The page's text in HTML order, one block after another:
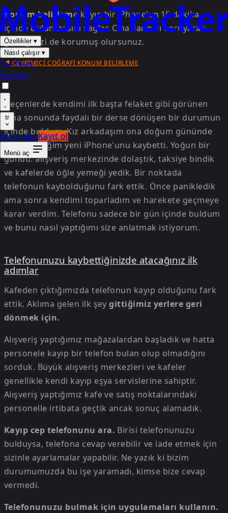
Özellikler ▾
Nasıl çalışır ▾
Tarifeler
Destek
tr
Giriş yapKayıt ol
Menü aç
Konum belirlemekayıp bir iPhone'un 15 dakika
içinde bulunmasını sağlar. Cihazlarınızı koruyarak
gizliliğinizi de korumuş olursunuz.
ÇEVRIMIÇI COĞRAFI KONUM BELIRLEME
Geçenlerde kendimi ilk başta felaket gibi görünen
ama sonunda faydalı bir derse dönüşen bir durumun
içinde buldum. Kız arkadaşım ona doğum gününde
hediye ettiğim yeni iPhone'unu kaybetti. Yoğun bir
gündü: alışveriş merkezinde dolaştık, taksiye bindik
ve kafelerde öğle yemeği yedik. Bir noktada
telefonun kaybolduğunu fark ettik. Önce panikledik
ama sonra kendimi toparladım ve harekete geçmeye
karar verdim. Telefonu sadece bir gün içinde buldum
ve bunu nasıl yaptığımı size anlatmak istiyorum.
Telefonunuzu kaybettiğinizde atacağınız ilk
adımlar
Kafeden çıktığımızda telefonun kayıp olduğunu fark
ettik. Aklıma gelen ilk şeygittiğimiz yerlere geri
dönmek için.
Alışveriş yaptığımız mağazalardan başladık ve hatta
personele kayıp bir telefon bulan olup olmadığını
sorduk. Büyük alışveriş merkezleri ve kafeler
genellikle kendi kayıp eşya servislerine sahiptir.
Alışveriş yaptığımız kafe ve satış noktalarındaki
personelle irtibata geçtik ancak sonuç alamadık.
Kayıp cep telefonunu ara. Birisi telefonunuzu
bulduysa, telefona cevap verebilir ve iade etmek için
sizinle ayarlamalar yapabilir. Ne yazık ki bizim
durumumuzda bu işe yaramadı, kimse bize cevap
vermedi.
Telefonunuzu bulmak için uygulamaları kullanın.